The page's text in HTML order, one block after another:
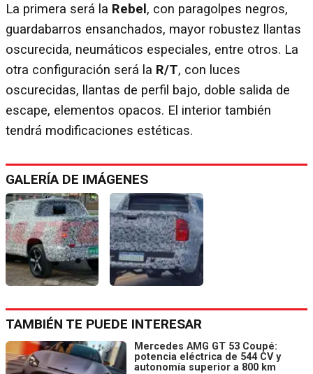
La primera será la Rebel , con paragolpes negros,
guardabarros ensanchados, mayor robustez llantas
oscurecida, neumáticos especiales, entre otros. La
otra configuración será la R/T, con luces
oscurecidas, llantas de perfil bajo, doble salida de
escape, elementos opacos. El interior también
tendrá modificaciones estéticas.
GALERÍA DE IMÁGENES
TAMBIÉN TE PUEDE INTERESAR
Mercedes AMG GT 53 Coupé:
potencia eléctrica de 544 CV y
autonomía superior a 800 km